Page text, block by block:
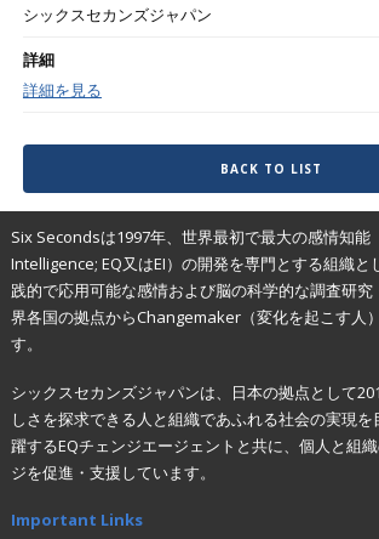
シックスセカンズジャパン
詳細
詳細を見る
BACK TO LIST
Six Secondsは1997年、世界最初で最大の感情知能
Intelligence; EQ又はEI）の開発を専門とする組織と
践的で応用可能な感情および脳の科学的な調査研
界各国の拠点からChangemaker（変化を起こす人
す。
シックスセカンズジャパンは、日本の拠点として
しさを探求できる人と組織であふれる社会の実現
躍するEQチェンジエージェントと共に、個人と組
ジを促進・支援しています。
Important Links